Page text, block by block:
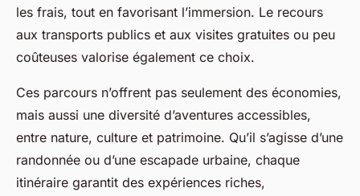
les frais, tout en favorisant l’immersion. Le recours
aux transports publics et aux visites gratuites ou peu
coûteuses valorise également ce choix.
Ces parcours n’offrent pas seulement des économies,
mais aussi une diversité d’aventures accessibles,
entre nature, culture et patrimoine. Qu’il s’agisse d’une
randonnée ou d’une escapade urbaine, chaque
itinéraire garantit des expériences riches,